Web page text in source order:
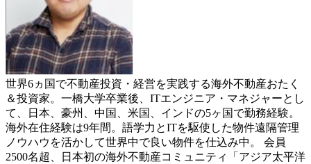
世界6ヵ国で不動産投資・経営を実践する海外不動産おたく
＆投資家。一橋大学卒業後、ITエンジニア・マネジャーとし
て、日本、豪州、中国、米国、インドの5ヶ国で勤務経験。
海外在住経験は9年間。語学力とITを駆使した物件遠隔管理
ノウハウを活かして世界中で良い物件を仕込み中。 会員
2500名超、日本初の海外不動産コミュニティ「アジア太平洋